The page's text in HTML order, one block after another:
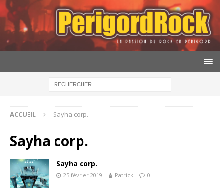
ACCUEIL Sayha corp.
Sayha corp.
Sayha corp.
25 février 2019 Patrick 0